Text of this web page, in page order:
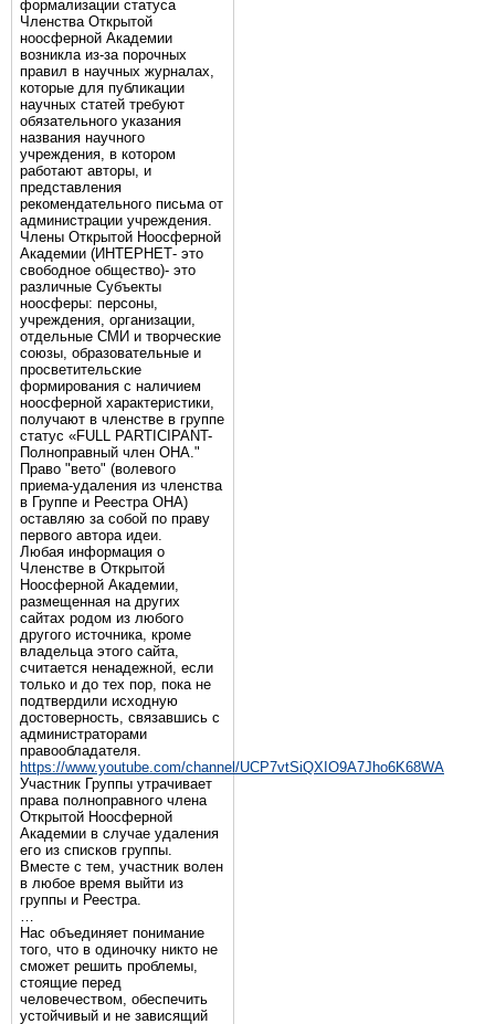
формализации статуса
Членства Открытой
ноосферной Академии
возникла из-за порочных
правил в научных журналах,
которые для публикации
научных статей требуют
обязательного указания
названия научного
учреждения, в котором
работают авторы, и
представления
рекомендательного письма от
администрации учреждения.
Члены Открытой Ноосферной
Академии (ИНТЕРНЕТ- это
свободное общество)- это
различные Субъекты
ноосферы: персоны,
учреждения, организации,
отдельные СМИ и творческие
союзы, образовательные и
просветительские
формирования с наличием
ноосферной характеристики,
получают в членстве в группе
статус «FULL PARTICIPANT-
Полноправный член ОНА."
Право "вето" (волевого
приема-удаления из членства
в Группе и Реестра ОНА)
оставляю за собой по праву
первого автора идеи.
Любая информация о
Членстве в Открытой
Ноосферной Академии,
размещенная на других
сайтах родом из любого
другого источника, кроме
владельца этого сайта,
считается ненадежной, если
только и до тех пор, пока не
подтвердили исходную
достоверность, связавшись с
администраторами
правообладателя.
https://www.youtube.com/channel/UCP7vtSiQXIO9A7Jho6K68WA
Участник Группы утрачивает
права полноправного члена
Открытой Ноосферной
Академии в случае удаления
его из списков группы.
Вместе с тем, участник волен
в любое время выйти из
группы и Реестра.
…
Нас объединяет понимание
того, что в одиночку никто не
сможет решить проблемы,
стоящие перед
человечеством, обеспечить
устойчивый и не зависящий